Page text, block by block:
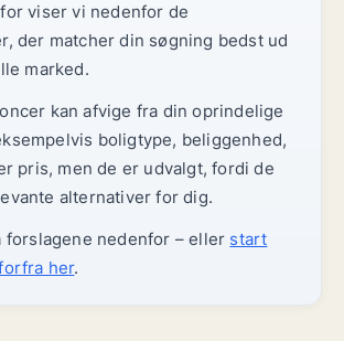
viser vi nedenfor de
der matcher din søgning bedst ud
marked.
kan afvige fra din oprindelige
boligtype, beliggenhed,
pris, men de er udvalgt, fordi de
alternativer for dig.
forslagene nedenfor – eller start
her.